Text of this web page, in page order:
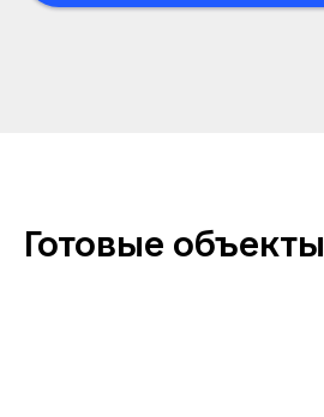
Готовые объекты